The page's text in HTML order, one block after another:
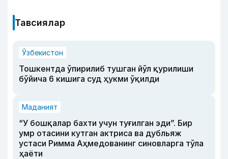
Тавсиялар
Ўзбекистон
Тошкентда ўпирилиб тушган йўл қурилиши
бўйича 6 кишига суд ҳукми ўқилди
Маданият
“У бошқалар бахти учун туғилган эди”. Бир
умр отасини кутган актриса ва дубльяж
устаси Римма Аҳмедованинг синовларга тўла
ҳаёти